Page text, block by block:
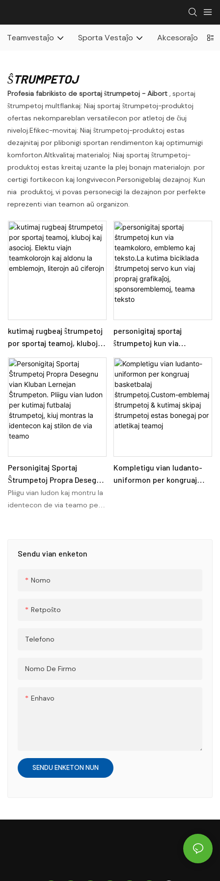
Teamvestaĵo Sporta Vestaĵo Akcesoraĵo
ŜTRUMPETOJ
Profesia fabrikisto de sportaj ŝtrumpetoj - Aibort , sportaj
ŝtrumpetoj multflankaj: Niaj sportaj ŝtrumpetoj-produktoj
ofertas nekompareblan versatilecon por atletoj de ĉiuj
niveloj.Efikec-movitaj: Niaj ŝtrumpetoj-produktoj estas
dezajnitaj por plibonigi sportan rendimenton kaj optimumigi
komforton.Altkvalitaj materialoj: Niaj sportaj ŝtrumpetoj-
produktoj estas kreitaj uzante la plej bonajn materialojn. por
certigi fortikecon kaj longvivecon.Personigeblaj dezajnoj: Kun
nia produktoj, vi povas personecigi la dezajnon por perfekte
reprezenti vian teamon aŭ organizon.
Sendu vian enketon
Nomo
Retpoŝto
Telefono
Nomo De Firmo
Enhavo
SENDU ENKETON NUN
kutimaj rugbeaj ŝtrumpetoj
por sportaj teamoj, kluboj
teamkolorojn kaj aldonu la
emblemojn, literojn aŭ
ciferojn
personigitaj sportaj
ŝtrumpetoj kun via
teksto.La kutima biciklada
ŝtrumpetoj servo kun viaj
propraj grafikaĵoj,
sponsoremblemoj, teama
teksto
Personigitaj Sportaj
Ŝtrumpetoj Propra Desegnu
vian Kluban Lernejan
Ŝtrumpeton. Pliigu vian
teamo
Pliigu vian ludon kaj montru la
identecon de via teamo per
ŝtrumpeton por unika kaj
vian teamon sur la
Kompletigu vian ludanto-
uniformon per kongruaj